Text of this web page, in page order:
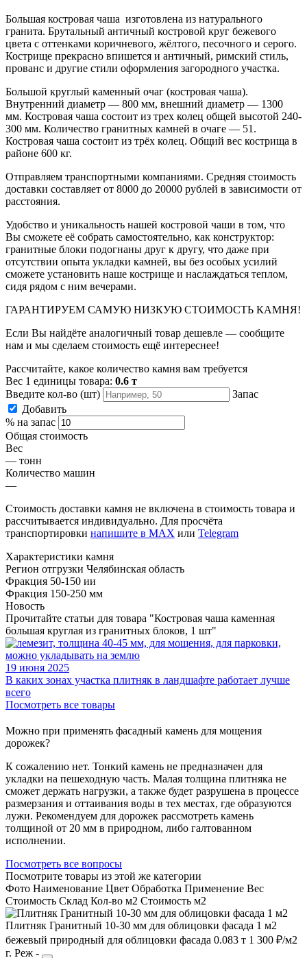
Большая костровая чаша изготовлена из натурального
гранита. Брутальный античный костровой круг бежевого
цвета с оттенками коричневого, жёлтого, песочного и серого.
Кострище прекрасно впишется и античный, римский стиль,
прованс и другие стили оформления загородного участка.
Большой круглый каменный очаг (костровая чаша).
Внутренний диаметр — 800 мм, внешний диаметр — 1300
мм. Костровая чаша состоит из трех колец общей высотой 240-
300 мм. Количество гранитных камней в очаге — 51.
Костровая чаша состоит из трёх колец. Общий вес кострища в
районе 600 кг.
Отправляем транспортными компаниями. Средняя стоимость
доставки составляет от 8000 до 20000 рублей в зависимости от
расстояния.
Удобство и уникальность нашей костровой чаши в том, что
Вы сможете её собрать самостоятельно, как конструктор:
гранитные блоки подогнаны друг к другу, что даже при
отсутствии опыта укладки камней, вы без особых усилий
сможете установить наше кострище и наслаждаться теплом,
сидя рядом с ним вечерами.
ГАРАНТИРУЕМ САМУЮ НИЗКУЮ СТОИМОСТЬ КАМНЯ!
Если Вы найдёте аналогичный товар дешевле — сообщите
нам и мы сделаем стоимость ещё интереснее!
Рассчитайте, какое количество камня вам требуется
Вес 1 единицы товара: 0.6 т
Введите кол-во (шт)
Запас
Добавить
% на запас
Общая стоимость
Вес
— тонн
Количество машин
—
Стоимость доставки камня не включена в стоимость товара и
рассчитывается индивидуально. Для просчёта
транспортировки напишите в MAX или Telegram
Характеристики камня
Регион отгрузки Челябинская область
Фракция 50-150 ии
Фракция 150-250 мм
Новость
Прочитайте статьи для товара "Костровая чаша каменная
большая круглая из гранитных блоков, 1 шт"
19 июня 2025
В каких зонах участка плитняк в ландшафте работает лучше
всего
Посмотреть все товары
Можно при применять фасадный камень для мощения
дорожек?
К сожалению нет. Тонкий камень не предназначен для
укладки на пешеходную часть. Малая толщина плитняка не
сможет держать нагрузки, а также будет разрушена в процессе
размерзания и оттаивания воды в тех местах, где образуются
лужи. Рекомендуем для дорожек рассмотреть камень
толщиной от 20 мм в природном, либо галтованном
исполнении.
Посмотреть все вопросы
Посмотрите товары из этой же категории
Фото Наименование Цвет Обработка Применение Вес
Cтоимость Склад Кол-во м2 Стоимость м2
Плитняк Гранитный 10-30 мм для облицовки фасада 1 м2
бежевый природный для облицовки фасада 0.083 т 1 300 ₽/м2
г. Реж -